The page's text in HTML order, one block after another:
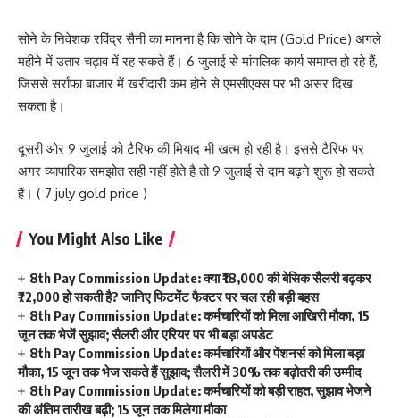
सोने के निवेशक रविंद्र सैनी का मानना है कि सोने के दाम (Gold Price) अगले
महीने में उतार चढ़ाव में रह सकते हैं। 6 जुलाई से मांगलिक कार्य समाप्त हो रहे हैं,
जिससे सर्राफा बाजार में खरीदारी कम होने से एमसीएक्स पर भी असर दिख
सकता है।
दूसरी ओर 9 जुलाई को टैरिफ की मियाद भी खत्म हो रही है। इससे टैरिफ पर
अगर व्यापारिक समझोत सही नहीं होते है तो 9 जुलाई से दाम बढ़ने शुरू हो सकते
हैं। ( 7 july gold price )
You Might Also Like
8th Pay Commission Update: क्या ₹18,000 की बेसिक सैलरी बढ़कर
₹72,000 हो सकती है? जानिए फिटमेंट फैक्टर पर चल रही बड़ी बहस
8th Pay Commission Update: कर्मचारियों को मिला आखिरी मौका, 15
जून तक भेजें सुझाव; सैलरी और एरियर पर भी बड़ा अपडेट
8th Pay Commission Update: कर्मचारियों और पेंशनर्स को मिला बड़ा
मौका, 15 जून तक भेज सकते हैं सुझाव; सैलरी में 30% तक बढ़ोतरी की उम्मीद
8th Pay Commission Update: कर्मचारियों को बड़ी राहत, सुझाव भेजने
की अंतिम तारीख बढ़ी; 15 जून तक मिलेगा मौका